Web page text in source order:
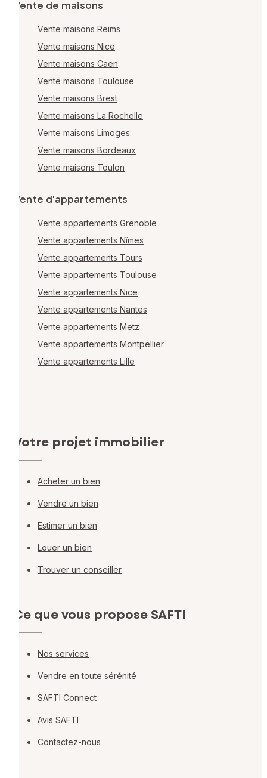
Vente de maisons
Vente maisons Reims
Vente maisons Nice
Vente maisons Caen
Vente maisons Toulouse
Vente maisons Brest
Vente maisons La Rochelle
Vente maisons Limoges
Vente maisons Bordeaux
Vente maisons Toulon
Vente d'appartements
Vente appartements Grenoble
Vente appartements Nîmes
Vente appartements Tours
Vente appartements Toulouse
Vente appartements Nice
Vente appartements Nantes
Vente appartements Metz
Vente appartements Montpellier
Vente appartements Lille
Votre projet immobilier
Acheter un bien
Vendre un bien
Estimer un bien
Louer un bien
Trouver un conseiller
Ce que vous propose SAFTI
Nos services
Vendre en toute sérénité
SAFTI Connect
Avis SAFTI
Contactez-nous